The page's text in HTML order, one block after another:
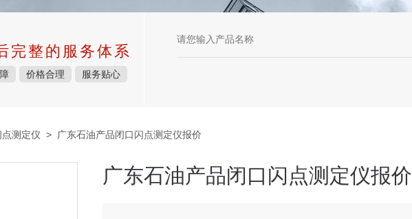
完整的服务体系
价格合理 服务贴心
测定仪 > 广东石油产品闭口闪点测定仪报价
广东石油产品闭口闪点测定仪报价